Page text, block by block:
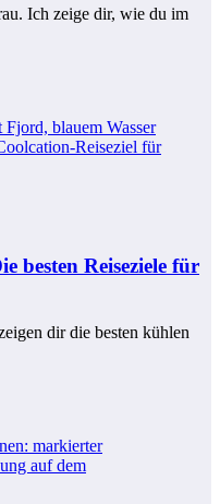
Ich zeige dir, wie du im
besten Reiseziele für
dir die besten kühlen